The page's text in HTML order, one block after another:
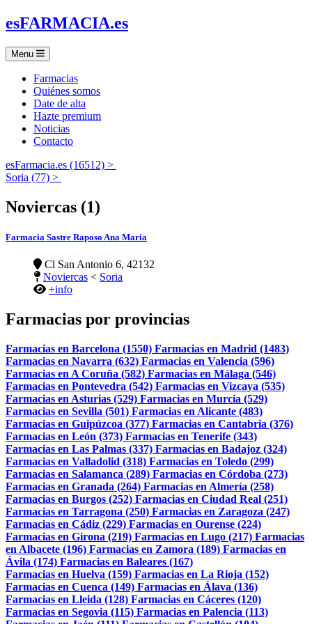
esFARMACIA.es
Menu
Farmacias
Quiénes somos
Date de alta
Hazte premium
Noticias
Contacto
esFarmacia.es (16512) >
Soria (77) >
Noviercas (1)
Farmacia Sastre Raposo Ana Maria
Cl San Antonio 6, 42132
Noviercas < Soria
+info
Farmacias por provincias
Farmacias en Barcelona (1550) Farmacias en Madrid (1483)
Farmacias en Navarra (632) Farmacias en Valencia (596)
Farmacias en A Coruña (582) Farmacias en Málaga (546)
Farmacias en Pontevedra (542) Farmacias en Vizcaya (535)
Farmacias en Asturias (529) Farmacias en Murcia (529)
Farmacias en Sevilla (501) Farmacias en Alicante (483)
Farmacias en Guipúzcoa (377) Farmacias en Cantabria (376)
Farmacias en León (373) Farmacias en Tenerife (343)
Farmacias en Las Palmas (337) Farmacias en Badajoz (324)
Farmacias en Valladolid (318) Farmacias en Toledo (299)
Farmacias en Salamanca (289) Farmacias en Córdoba (273)
Farmacias en Granada (264) Farmacias en Almería (258)
Farmacias en Burgos (252) Farmacias en Ciudad Real (251)
Farmacias en Tarragona (250) Farmacias en Zaragoza (247)
Farmacias en Cádiz (229) Farmacias en Ourense (224)
Farmacias en Girona (219) Farmacias en Lugo (217) Farmacias
en Albacete (196) Farmacias en Zamora (189) Farmacias en
Ávila (174) Farmacias en Baleares (167)
Farmacias en Huelva (159) Farmacias en La Rioja (152)
Farmacias en Cuenca (149) Farmacias en Álava (136)
Farmacias en Lleida (128) Farmacias en Cáceres (120)
Farmacias en Segovia (115) Farmacias en Palencia (113)